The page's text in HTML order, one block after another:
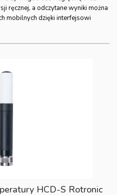
ręcznej, a odczytane wyniki można
mobilnych dzięki interfejsowi
HCD-S Rotronic